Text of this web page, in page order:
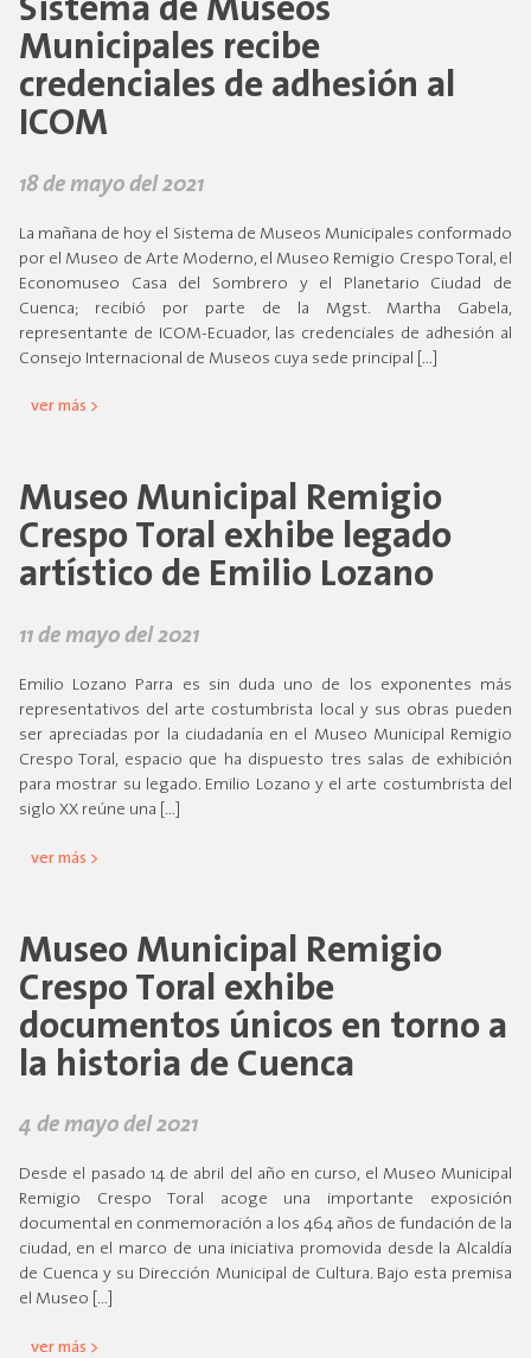
Sistema de Museos
Municipales recibe
credenciales de adhesión al
ICOM
18 de mayo del 2021
La mañana de hoy el Sistema de Museos Municipales conformado
por el Museo de Arte Moderno, el Museo Remigio Crespo Toral, el
Economuseo Casa del Sombrero y el Planetario Ciudad de
Cuenca; recibió por parte de la Mgst. Martha Gabela,
representante de ICOM-Ecuador, las credenciales de adhesión al
Consejo Internacional de Museos cuya sede principal […]
ver más >
Museo Municipal Remigio
Crespo Toral exhibe legado
artístico de Emilio Lozano
11 de mayo del 2021
Emilio Lozano Parra es sin duda uno de los exponentes más
representativos del arte costumbrista local y sus obras pueden
ser apreciadas por la ciudadanía en el Museo Municipal Remigio
Crespo Toral, espacio que ha dispuesto tres salas de exhibición
para mostrar su legado. Emilio Lozano y el arte costumbrista del
siglo XX reúne una […]
ver más >
Museo Municipal Remigio
Crespo Toral exhibe
documentos únicos en torno a
la historia de Cuenca
4 de mayo del 2021
Desde el pasado 14 de abril del año en curso, el Museo Municipal
Remigio Crespo Toral acoge una importante exposición
documental en conmemoración a los 464 años de fundación de la
ciudad, en el marco de una iniciativa promovida desde la Alcaldía
de Cuenca y su Dirección Municipal de Cultura. Bajo esta premisa
el Museo […]
ver más >